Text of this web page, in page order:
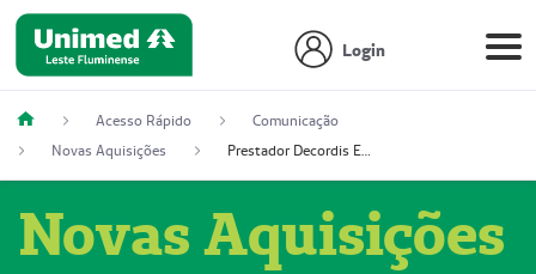
Login
Acesso Rápido
Comunicação
Novas Aquisições
Prestador Decordis Exames Cardiológicos LTDA (51004347-4)
Novas Aquisições